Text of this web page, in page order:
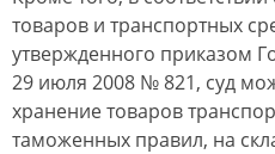
товаров и транспортных
утвержденного приказом
29 июля 2008 № 821, суд
хранение товаров
таможенных правил, на